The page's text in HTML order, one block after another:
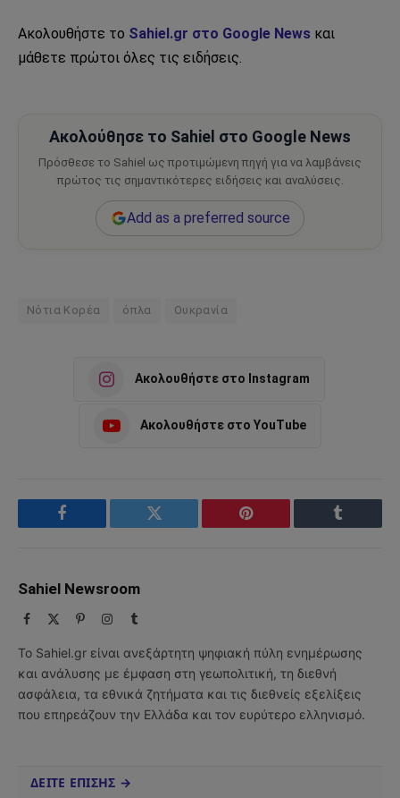
Ακολουθήστε το Sahiel.gr στο Google News και
μάθετε πρώτοι όλες τις ειδήσεις.
Ακολούθησε το Sahiel στο Google News
Πρόσθεσε το Sahiel ως προτιμώμενη πηγή για να λαμβάνεις
πρώτος τις σημαντικότερες ειδήσεις και αναλύσεις.
Add as a preferred source
Νότια Κορέα όπλα Ουκρανία
Ακολουθήστε στο Instagram
Ακολουθήστε στο YouTube
Facebook Twitter Pinterest Tumblr
Sahiel Newsroom
Facebook PinterestInstagram
Tumblr
Το Sahiel.gr είναι ανεξάρτητη ψηφιακή πύλη ενημέρωσης
και ανάλυσης με έμφαση στη γεωπολιτική, τη διεθνή
ασφάλεια, τα εθνικά ζητήματα και τις διεθνείς εξελίξεις
που επηρεάζουν την Ελλάδα και τον ευρύτερο ελληνισμό.
ΔΕΙΤΕ ΕΠΙΣΗΣ →